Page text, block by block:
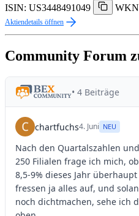
ISIN: US3448491049
Aktiendetails öffnen
Community Forum